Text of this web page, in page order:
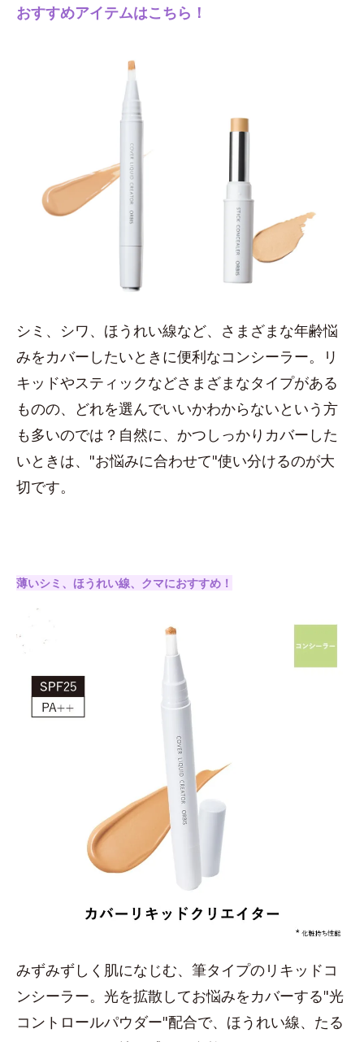
おすすめアイテムはこちら！
シミ、シワ、ほうれい線など、さまざまな年齢悩
みをカバーしたいときに便利なコンシーラー。リ
キッドやスティックなどさまざまなタイプがある
ものの、どれを選んでいいかわからないという方
も多いのでは？自然に、かつしっかりカバーした
いときは、"お悩みに合わせて"使い分けるのが大
切です。
薄いシミ、ほうれい線、クマにおすすめ！
みずみずしく肌になじむ、筆タイプのリキッドコ
ンシーラー。光を拡散してお悩みをカバーする"光
コントロールパウダー"配合で、ほうれい線、たる